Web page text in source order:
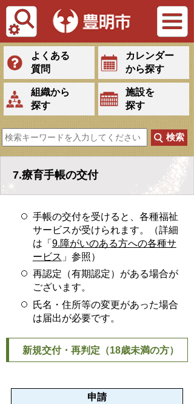
Tiếng Việt
よくある
質問
カレンダー
から探す
組織から
探す
施設を
探す
7.療育手帳の交付
手帳の交付を受けると、各種福祉
サービスが受けられます。（詳細
は「 9.障がいのある方への各種サ
ービス 」参照）
再認定（有期認定）がある場合が
ございます。
氏名・住所等の変更があった場合
は届出が必要です。
新規交付・再判定（18歳未満の方）
申請